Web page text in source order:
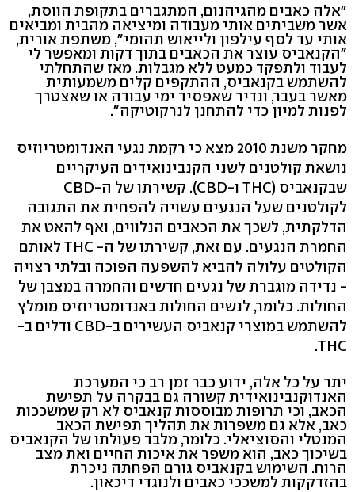
"אלה כאבים מהגיהנום, המתגברים בתקופת הווסת,
אשר משביתים אותי מעבודה ומיציאה מהבית ומביאים
אותי עד לסף עילפון ולייאוש תהומי", משתפת אורית,
"הקנאביס עוצר את הכאבים בתוך דקות ומאפשר לי
לעבוד ולתפקד כמעט ללא מגבלות. מאז שהתחלתי
להשתמש בקנאביס, ההתקפים קלים משמעותית
מאשר בעבר, ונדיר שאפסיד ימי עבודה או שאצטרך
לפנות למיון כדי להתחנן לנרקוטיקה".
מחקר משנת 2010 מצא כי רקמת נגעי האנדומטריוזיס
נושאת קולטנים לשני הקנבינואידים העיקריים
שבקנאביס (THC ו-CBD). קשירתו של ה-CBD
לקולטנים שעל הנגעים עשויה להפחית את התגובה
הדלקתית, לשכך את הכאבים הנלווים, ואף להאט את
החמרת הנגעים. עם זאת, קשירתו של ה- THC לאותם
הקולטים עלולה להביא להשפעה הפוכה ובלתי רצויה
- נדידה מוגברת של נגעים חדשים והחמרה במצבן של
החולות. כלומר, לנשים החולות באנדומטריוזיס מומלץ
להשתמש במוצרי קנאביס העשירים ב-CBD ודלים ב-
THC.
יתר על כל אלה, ידוע כבר זמן רב כי המערכת
האנדוקנבינואידית קשורה גם בבקרה על תפישת
הכאב, וכי תרופות מבוססות קנאביס לא רק שמשככות
כאב, אלא גם משפרות את תהליך תפישת הכאב
המנטלי והסוציאלי. כלומר, מלבד פעולתו של הקנאביס
בשיכוך כאב, הוא משפר את איכות החיים ואת מצב
הרוח. השימוש בקנאביס גורם הפחתה ניכרת
בהזדקקות למשככי כאבים ולנוגדי דיכאון.